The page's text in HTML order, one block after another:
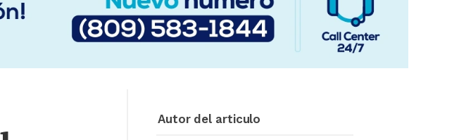
Autor del articulo